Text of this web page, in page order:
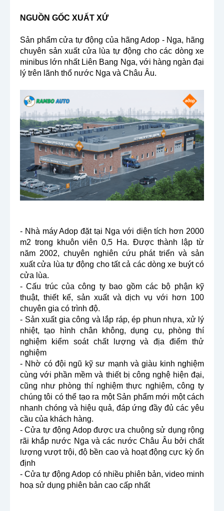
NGUỒN GỐC XUẤT XỨ
Sản phẩm cửa tự động của hãng Adop - Nga, hãng
chuyên sản xuất cửa lùa tự động cho các dòng xe
minibus lớn nhất Liên Bang Nga, với hàng ngàn đại
lý trên lãnh thổ nước Nga và Châu Âu.
- Nhà máy Adop đặt tại Nga với diện tích hơn 2000
m2 trong khuôn viên 0,5 Ha. Được thành lập từ
năm 2002, chuyên nghiên cứu phát triển và sản
xuất cửa lùa tự động cho tất cả các dòng xe buýt có
cửa lùa.
- Cấu trúc của công ty bao gồm các bộ phận kỹ
thuật, thiết kế, sản xuất và dịch vụ với hơn 100
chuyên gia có trình độ.
- Sản xuất gia công và lắp ráp, ép phun nhựa, xử lý
nhiệt, tạo hình chân không, dụng cụ, phòng thí
nghiệm kiểm soát chất lượng và địa điểm thử
nghiệm
- Nhờ có đội ngũ kỹ sư mạnh và giàu kinh nghiệm
cùng với phần mềm và thiết bị công nghệ hiện đại,
cũng như phòng thí nghiệm thực nghiệm, công ty
chúng tôi có thể tạo ra một Sản phẩm mới một cách
nhanh chóng và hiệu quả, đáp ứng đầy đủ các yêu
cầu của khách hàng.
- Cửa tự động Adop được ưa chuộng sử dụng rộng
rãi khắp nước Nga và các nước Châu Âu bởi chất
lượng vượt trội, độ bền cao và hoạt động cực kỳ ổn
định
- Cửa tự động Adop có nhiều phiên bản, video minh
hoạ sử dụng phiên bản cao cấp nhất